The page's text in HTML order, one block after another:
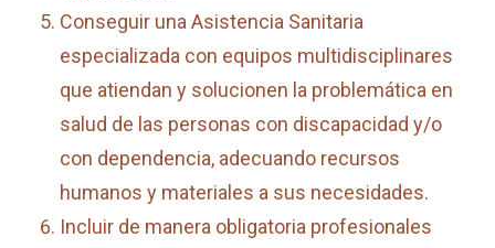
Conseguir una Asistencia Sanitaria
especializada con equipos multidisciplinares
que atiendan y solucionen la problemática en
salud de las personas con discapacidad y/o
con dependencia, adecuando recursos
humanos y materiales a sus necesidades.
Incluir de manera obligatoria profesionales